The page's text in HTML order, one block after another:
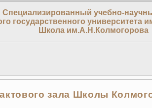
Специализированный учебно-
государственного университета
Школа им.А.Н.Колмогорова
зала Школы